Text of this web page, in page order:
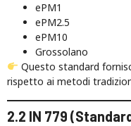
ePM1
ePM2.5
ePM10
Grossolano
Questo standard
rispetto ai metodi
2.2 IN 779